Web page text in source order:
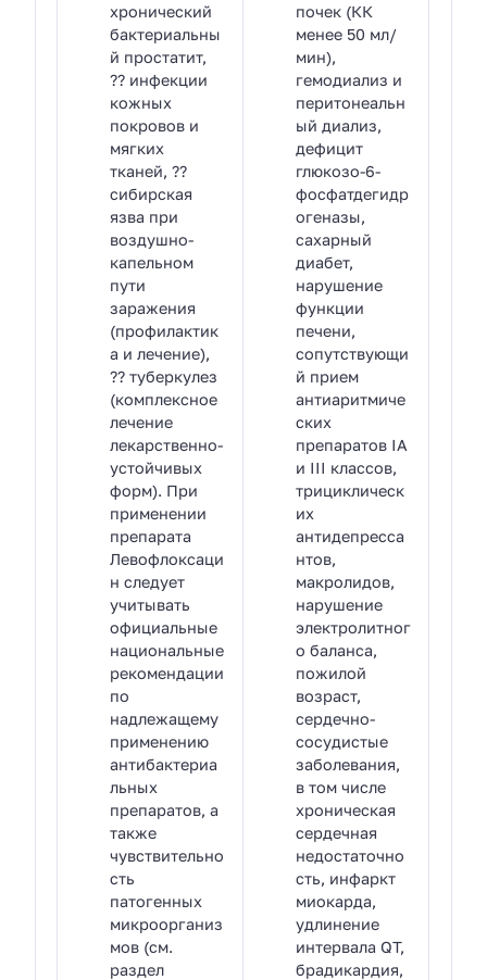
хронический
бактериальны
й простатит,
?? инфекции
кожных
покровов и
мягких
тканей, ??
сибирская
язва при
воздушно-
капельном
пути
заражения
(профилактик
а и лечение),
?? туберкулез
(комплексное
лечение
лекарственно-
устойчивых
форм). При
применении
препарата
Левофлоксаци
н следует
учитывать
официальные
национальные
рекомендации
по
надлежащему
применению
антибактериа
льных
препаратов, а
также
чувствительно
сть
патогенных
микроорганиз
мов (см.
раздел
почек (КК
менее 50 мл/
мин),
гемодиализ и
перитонеальн
ый диализ,
дефицит
глюкозо-6-
фосфатдегидр
огеназы,
сахарный
диабет,
нарушение
функции
печени,
сопутствующи
й прием
антиаритмиче
ских
препаратов IA
и III классов,
трициклическ
их
антидепресса
нтов,
макролидов,
нарушение
электролитног
о баланса,
пожилой
возраст,
сердечно-
сосудистые
заболевания,
в том числе
хроническая
сердечная
недостаточно
сть, инфаркт
миокарда,
удлинение
интервала QT,
брадикардия,